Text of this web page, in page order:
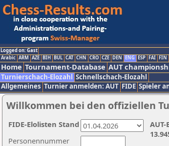
Logged on: Gast
Arabic ARM AZE BIH BUL CAT CHN CRO CZE DEN ENG ESP FAI FIN
Home Tournament-Database AUT
Turnierschach-Elozahl Schnellschach-Elozahl
Allgemeines Turnier anmelden: AUT FIDE Spieler
Willkommen bei den offiziellen
Personennummer
FIDE-Elolisten Stand